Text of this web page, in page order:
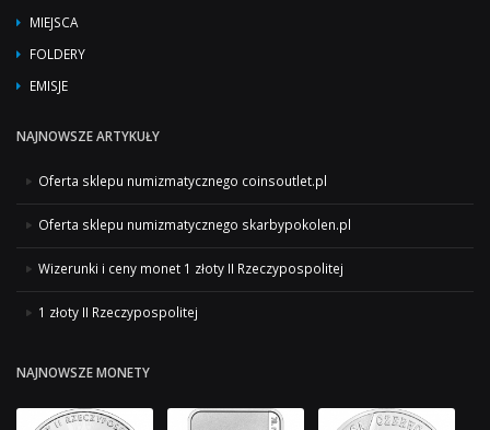
MIEJSCA
FOLDERY
EMISJE
NAJNOWSZE ARTYKUŁY
Oferta sklepu numizmatycznego coinsoutlet.pl
Oferta sklepu numizmatycznego skarbypokolen.pl
Wizerunki i ceny monet 1 złoty II Rzeczypospolitej
1 złoty II Rzeczypospolitej
NAJNOWSZE MONETY